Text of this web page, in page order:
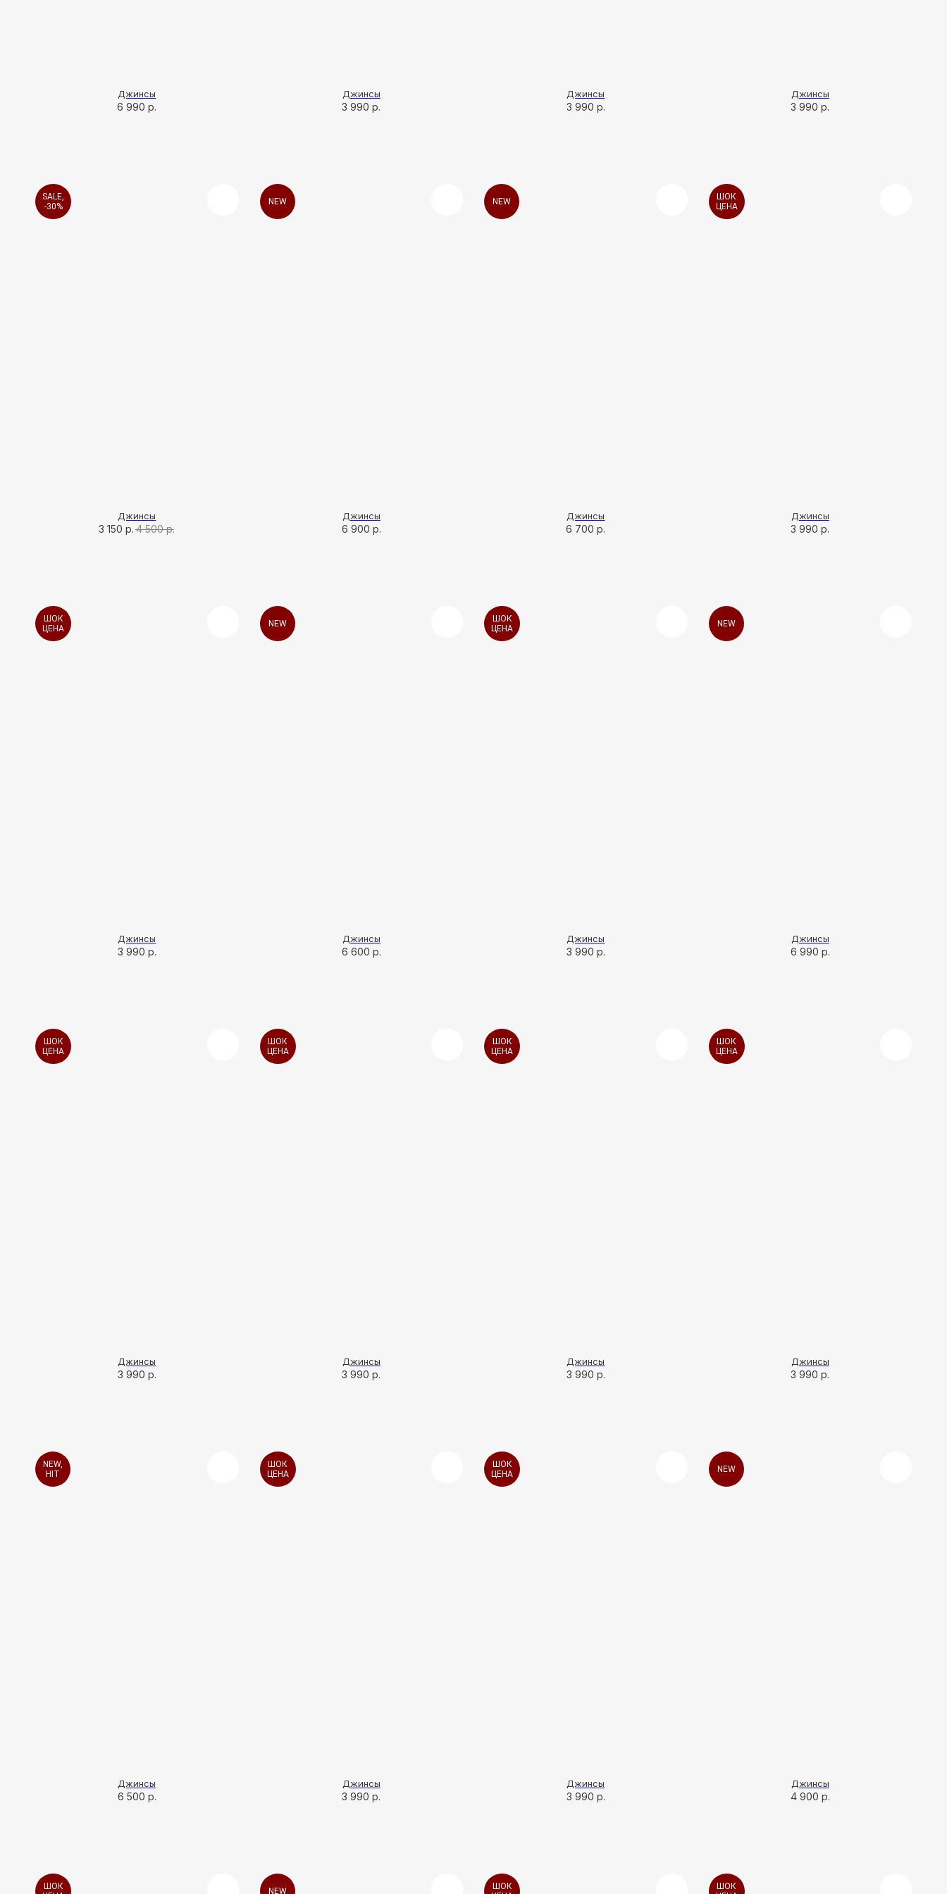
Джинсы
6 990 р.
Джинсы
3 990 р.
Джинсы
3 990 р.
Джинсы
3 990 р.
SALE,
-30%
Джинсы
3 150 р. 4 500 р.
NEW
Джинсы
6 900 р.
NEW
Джинсы
6 700 р.
ШОК
ЦЕНА
Джинсы
3 990 р.
ШОК
ЦЕНА
Джинсы
3 990 р.
NEW
Джинсы
6 600 р.
ШОК
ЦЕНА
Джинсы
3 990 р.
NEW
Джинсы
6 990 р.
ШОК
ЦЕНА
Джинсы
3 990 р.
ШОК
ЦЕНА
Джинсы
3 990 р.
ШОК
ЦЕНА
Джинсы
3 990 р.
ШОК
ЦЕНА
Джинсы
3 990 р.
NEW,
HIT
Джинсы
6 500 р.
ШОК
ЦЕНА
Джинсы
3 990 р.
ШОК
ЦЕНА
Джинсы
3 990 р.
NEW
Джинсы
4 900 р.
ШОК
NEW
ШОК
ШОК